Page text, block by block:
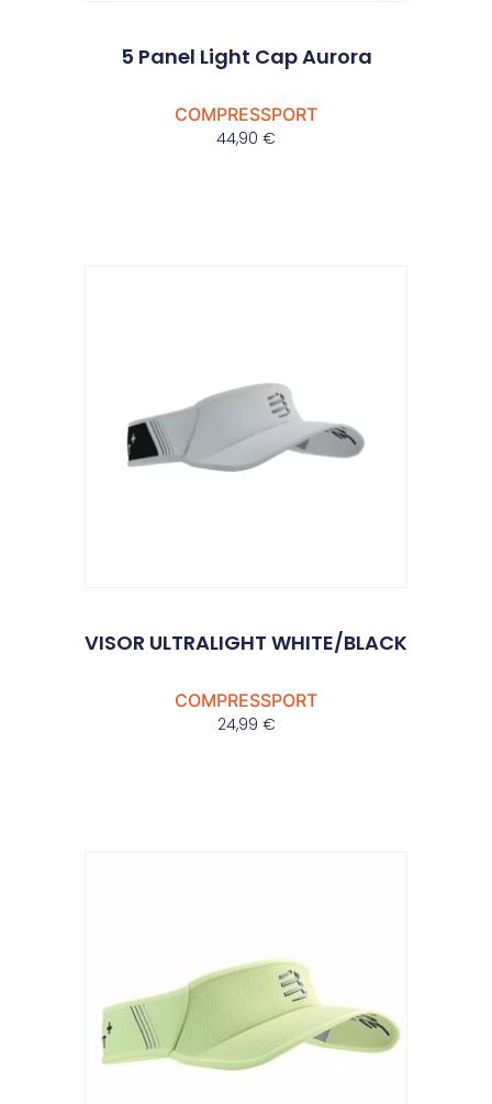
5 Panel Light Cap Aurora
COMPRESSPORT
44,90 €
VISOR ULTRALIGHT WHITE/BLACK
COMPRESSPORT
24,99 €